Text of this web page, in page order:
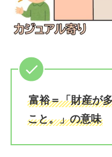
富裕＝「財産が
こと。」の意味